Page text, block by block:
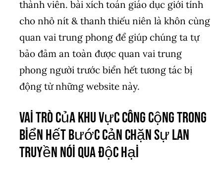
thành viên. bài xích toán giáo dục giới tính
cho nhỏ nít & thanh thiếu niên là khôn cùng
quan vai trung phong để giúp chúng ta tự
bảo đảm an toàn được quan vai trung
phong người trước biển hết tương tác bị
động từ những website này.
Vai trò của khu vực công cộng trong
biển hết bước cản chặn sự lan
truyền nói qua độc hại